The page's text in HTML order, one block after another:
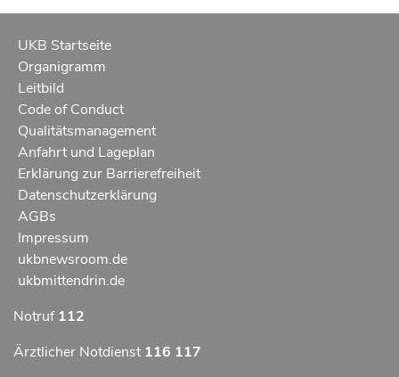
UKB Startseite
Organigramm
Leitbild
Code of Conduct
Qualitätsmanagement
Anfahrt und Lageplan
Erklärung zur Barrierefreiheit
Datenschutzerklärung
AGBs
Impressum
ukbnewsroom.de
ukbmittendrin.de
Notruf 112
Ärztlicher Notdienst 116 117